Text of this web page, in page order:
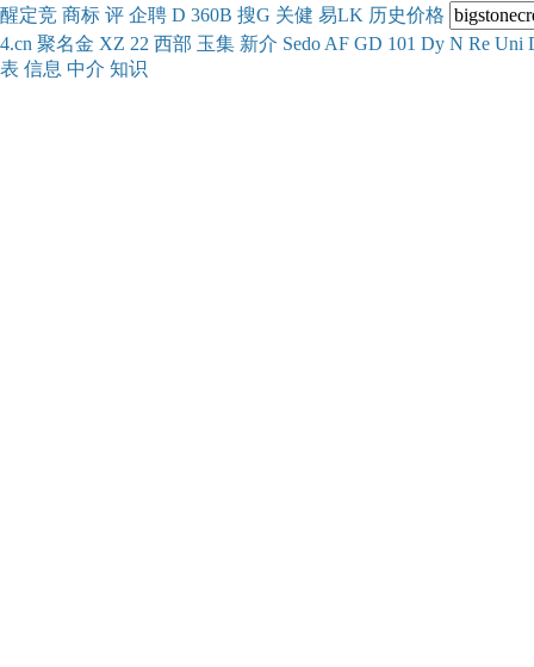
醒定竞 商标 评 企聘 D 360B 搜G 关健 易LK 历史价格
4.cn 聚名金 XZ 22 西部 玉集 新介 Sedo AF GD 101 Dy N Re Uni
表 信息 中介 知识